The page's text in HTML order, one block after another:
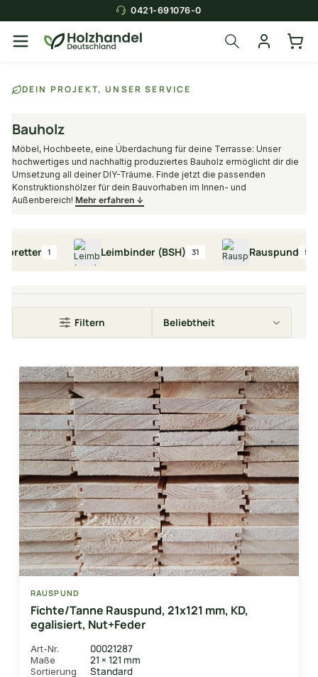
0421-691076-0
Sekunden das
DEIN PROJEKT, UNSER SERVICE
Bauholz
Möbel, Hochbeete, eine Überdachung für deine Terrasse: Unser
hochwertiges und nachhaltig produziertes Bauholz ermöglicht dir die
Umsetzung all deiner DIY-Träume. Finde jetzt die passenden
Konstruktionshölzer für dein Bauvorhaben im Innen- und
Außenbereich! Mehr erfahren ↓
1 Leimbinder (BSH) 31 Rauspund 5
Filtern
RAUSPUND
Fichte/Tanne Rauspund, 21x121 mm, KD,
egalisiert, Nut+Feder
Art-Nr. 00021287
Maße 21 × 121 mm
Sortierung Standard